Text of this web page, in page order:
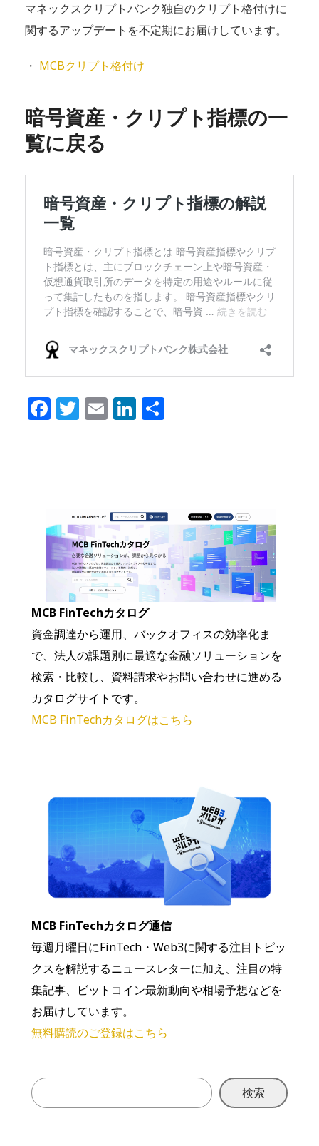
マネックスクリプトバンク独自のクリプト格付けに
関するアップデートを不定期にお届けしています。
・ MCBクリプト格付け
暗号資産・クリプト指標の一
覧に戻る
Facebook
Twitter
EmailLinkedIn
MCB FinTechカタログ
資金調達から運用、バックオフィスの効率化ま
で、法人の課題別に最適な金融ソリューションを
検索・比較し、資料請求やお問い合わせに進める
カタログサイトです。
MCB FinTechカタログはこちら
MCB FinTechカタログ通信
毎週月曜日にFinTech・Web3に関する注目トピッ
クスを解説するニュースレターに加え、注目の特
集記事、ビットコイン最新動向や相場予想などを
お届けしています。
無料購読のご登録はこちら
検索